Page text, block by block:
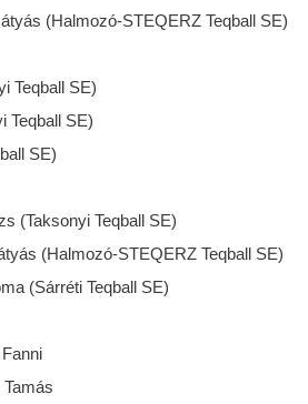
(Halmozó-STEQERZ Teqball SE)
Teqball SE)
Teqball SE)
SE)
(Taksonyi Teqball SE)
(Halmozó-STEQERZ Teqball SE)
(Sárréti Teqball SE)